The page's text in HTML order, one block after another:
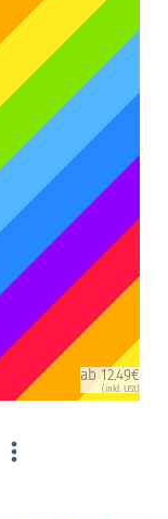
ab 12.49€
(inkl. USt)